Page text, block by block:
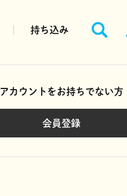
持ち込み
アカウントをお持ちでない方
会員登録